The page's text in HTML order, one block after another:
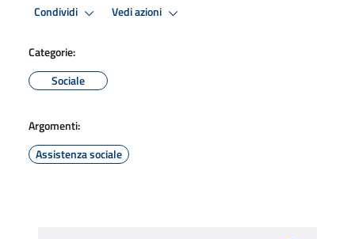
Condividi Vedi azioni
Categorie:
Sociale
Argomenti:
Assistenza sociale